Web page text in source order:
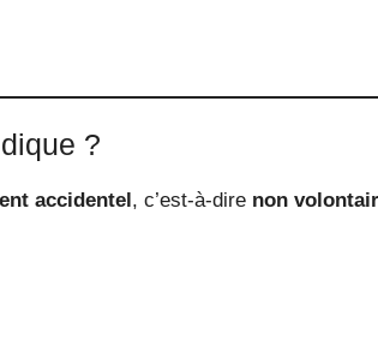
?
accidentel, c’est-à-dire non